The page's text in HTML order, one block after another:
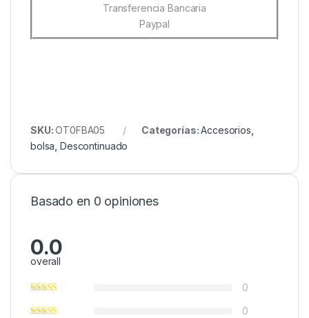
Transferencia Bancaria
Paypal
SKU:OT0FBA05 Categorías:Accesorios
bolsa ,Descontinuado
Basado en 0 opiniones
0.0
overall
0
0